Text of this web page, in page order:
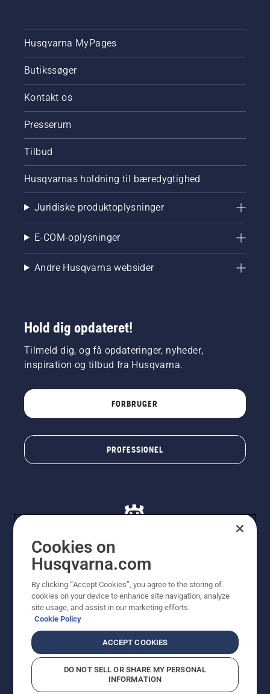
Husqvarna MyPages
Butikssøger
Kontakt os
Presserum
Tilbud
Husqvarnas holdning til bæredygtighed
Juridiske produktoplysninger
E-COM-oplysninger
Andre Husqvarna websider
Hold dig opdateret!
Tilmeld dig, og få opdateringer, nyheder,
inspiration og tilbud fra Husqvarna.
FORBRUGER
PROFESSIONEL
viste priser er vejledende udsalgspriser. Der tages
forbehold for stave- og trykfejl samt prisændringer. Vi
stræber efter at have så nøjagtige oplysningerne på
dette websted som muligt. Alle anførte priser er
vejledende udsalgspriser (inkl. moms), medmindre
CookiepolitikAnvendelsesvilkår
Bekendtgørelse vedr. beskyttelse af personlige oplysninger
Rapporter formodede overtrædelser
Cookies on
Husqvarna.com
By clicking “Accept Cookies”, you agree to the storing of
cookies on your device to enhance site navigation, analyze
site usage, and assist in our marketing efforts.
Cookie Policy
ACCEPT COOKIES
DO NOT SELL OR SHARE MY PERSONAL
INFORMATION